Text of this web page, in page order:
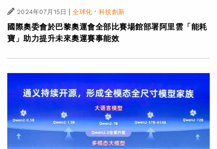
2024年07月15日 全球化·科技創新
國際奧委會於巴黎奧運會全部比賽場館部署阿里雲「能耗
寶」助力提升未來奧運賽事能效